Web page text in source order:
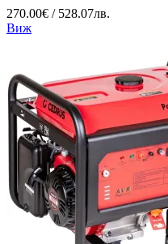
270.00€ / 528.07лв.
Виж